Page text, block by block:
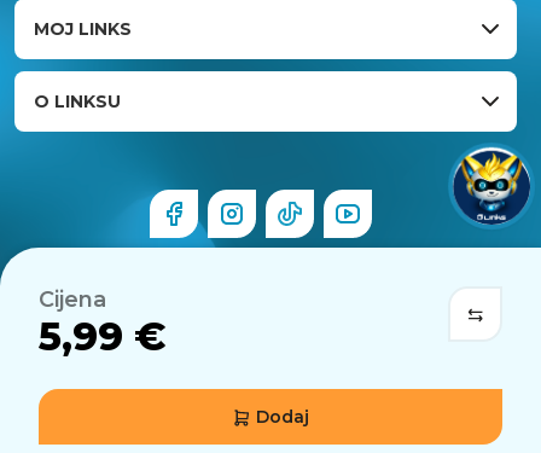
Cijena
5,99 €
Dodaj
MOJ LINKS
O LINKSU